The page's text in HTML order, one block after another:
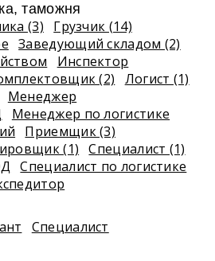
таможня
(3)
Грузчик (14)
Заведующий складом (2)
Инспектор
(2)
Логист (1)
Менеджер
Менеджер по логистике
Приемщик (3)
(1)
Специалист (1)
Специалист по логистике
Специалист